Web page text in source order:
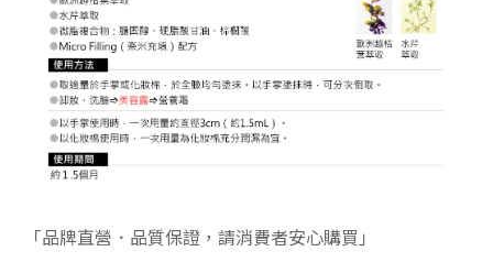
「品牌直營．品質保證，請消費者安心購買」